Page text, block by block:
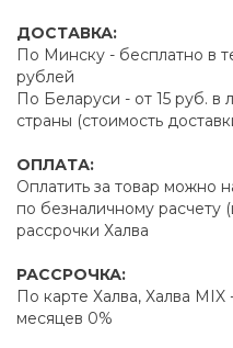
ДОСТАВКА:
По Минску - бесплатно в
рублей
По Беларуси - от 15 руб.
страны (стоимость
ОПЛАТА:
Оплатить за товар можно
по безналичному расчету
рассрочки Халва
РАССРОЧКА:
По карте Халва, Халва MIX
месяцев 0%